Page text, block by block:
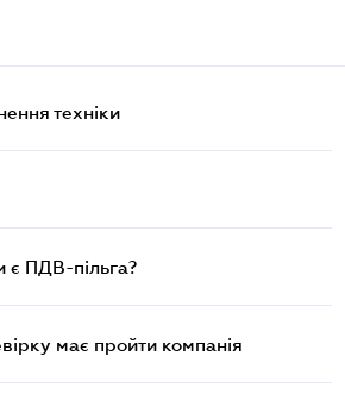
техніки
є ПДВ-пільга?
має пройти компанія